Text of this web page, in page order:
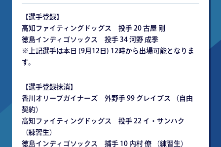
【選手登録】
高知ファイティングドッグス 投手 20 古屋 剛
徳島インディゴソックス 投手 34 河野 成季
※上記選手は本日 (9月12日) 12時から出場可能となりま
す。
【選手登録抹消】
香川オリーブガイナーズ 外野手 99 グレイブス （自由
契約）
高知ファイティングドッグス 投手 22 イ・サンハク
（練習生）
徳島インディゴソックス 捕手 10 内村 僚 （練習生）